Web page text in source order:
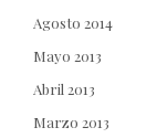
Agosto 2014
Mayo 2013
Abril 2013
Marzo 2013